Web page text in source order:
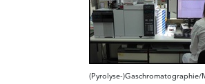
(Pyrolyse-)Gaschromatographie/